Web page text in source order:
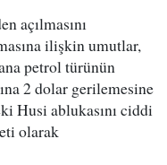
açılmasını
ilişkin umutlar,
petrol türünün
2 dolar gerilemesine
Husi ablukasını ciddi
olarak